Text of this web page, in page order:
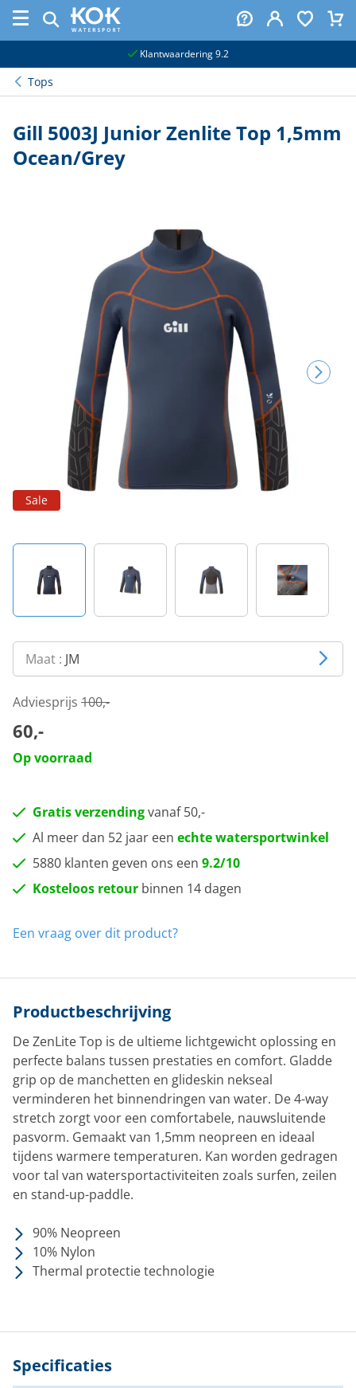
Klantwaardering 9.2
Tops
Gill 5003J Junior Zenlite Top 1,5mm
Ocean/Grey
Sale
Maat : JM
Adviesprijs 100,-
60,-
Op voorraad
Gratis verzendingvanaf 50,-
Al meer dan 52 jaar een echte watersportwinkel
5880 klanten geven ons een 9.2/10
Kosteloos retour binnen 14 dagen
Een vraag over dit product?
Productbeschrijving
De ZenLite Top is de ultieme lichtgewicht oplossing en
perfecte balans tussen prestaties en comfort. Gladde
grip op de manchetten en glideskin nekseal
verminderen het binnendringen van water. De 4-way
stretch zorgt voor een comfortabele, nauwsluitende
pasvorm. Gemaakt van 1,5mm neopreen en ideaal
tijdens warmere temperaturen. Kan worden gedragen
voor tal van watersportactiviteiten zoals surfen, zeilen
en stand-up-paddle.
90% Neopreen
10% Nylon
Thermal protectie technologie
Specificaties